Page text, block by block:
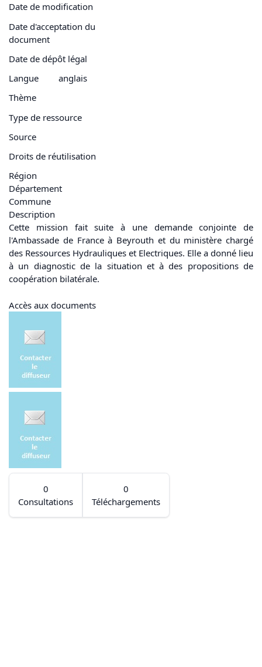
Date de modification
Date d'acceptation du
document
Date de dépôt légal
Langue
anglais
Thème
Type de ressource
Source
Droits de réutilisation
Région
Département
Commune
Description
Cette mission fait suite à une demande conjointe de
l'Ambassade de France à Beyrouth et du ministère chargé
des Ressources Hydrauliques et Electriques. Elle a donné lieu
à un diagnostic de la situation et à des propositions de
coopération bilatérale.
Accès aux documents
0
Consultations
0
Téléchargements